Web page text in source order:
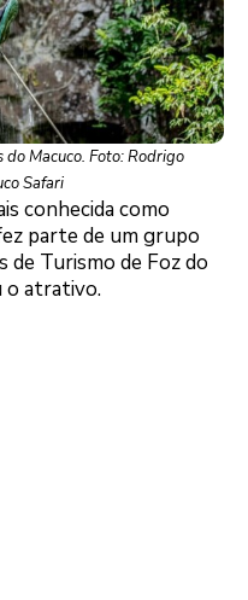
do Macuco. Foto: Rodrigo
Safari
conhecida como
parte de um grupo
de Turismo de Foz do
o atrativo.